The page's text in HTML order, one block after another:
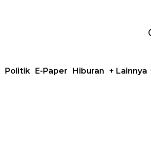
Politik E-Paper Hiburan + Lainnya